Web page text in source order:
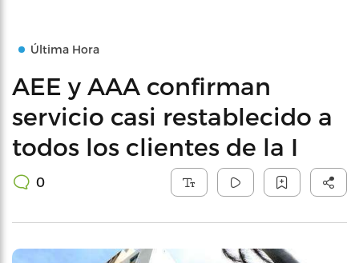
Última Hora
AEE y AAA confirman
servicio casi restablecido a
todos los clientes de la I
0